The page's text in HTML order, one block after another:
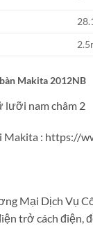
Makita 2012NB
lưỡi nam châm 2
Makita : https://
Mại Dịch Vụ
trở cách điện,